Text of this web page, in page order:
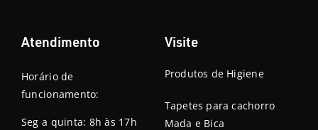
Atendimento
Horário de
funcionamento:
Seg a quinta: 8h às 17h
Visite
Produtos de Higiene
Tapetes para cachorro
Mada e Bica